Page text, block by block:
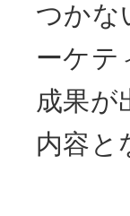
つかな
ーケテ
成果が
内容と